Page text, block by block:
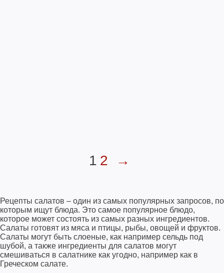
1 2 →
Рецепты салатов – один из самых популярных запросов, по
которым ищут блюда. Это самое популярное блюдо,
которое может состоять из самых разных ингредиентов.
Салаты готовят из мяса и птицы, рыбы, овощей и фруктов.
Салаты могут быть слоеные, как например сельдь под
шубой, а также ингредиенты для салатов могут
смешиваться в салатнике как угодно, например как в
Греческом салате.